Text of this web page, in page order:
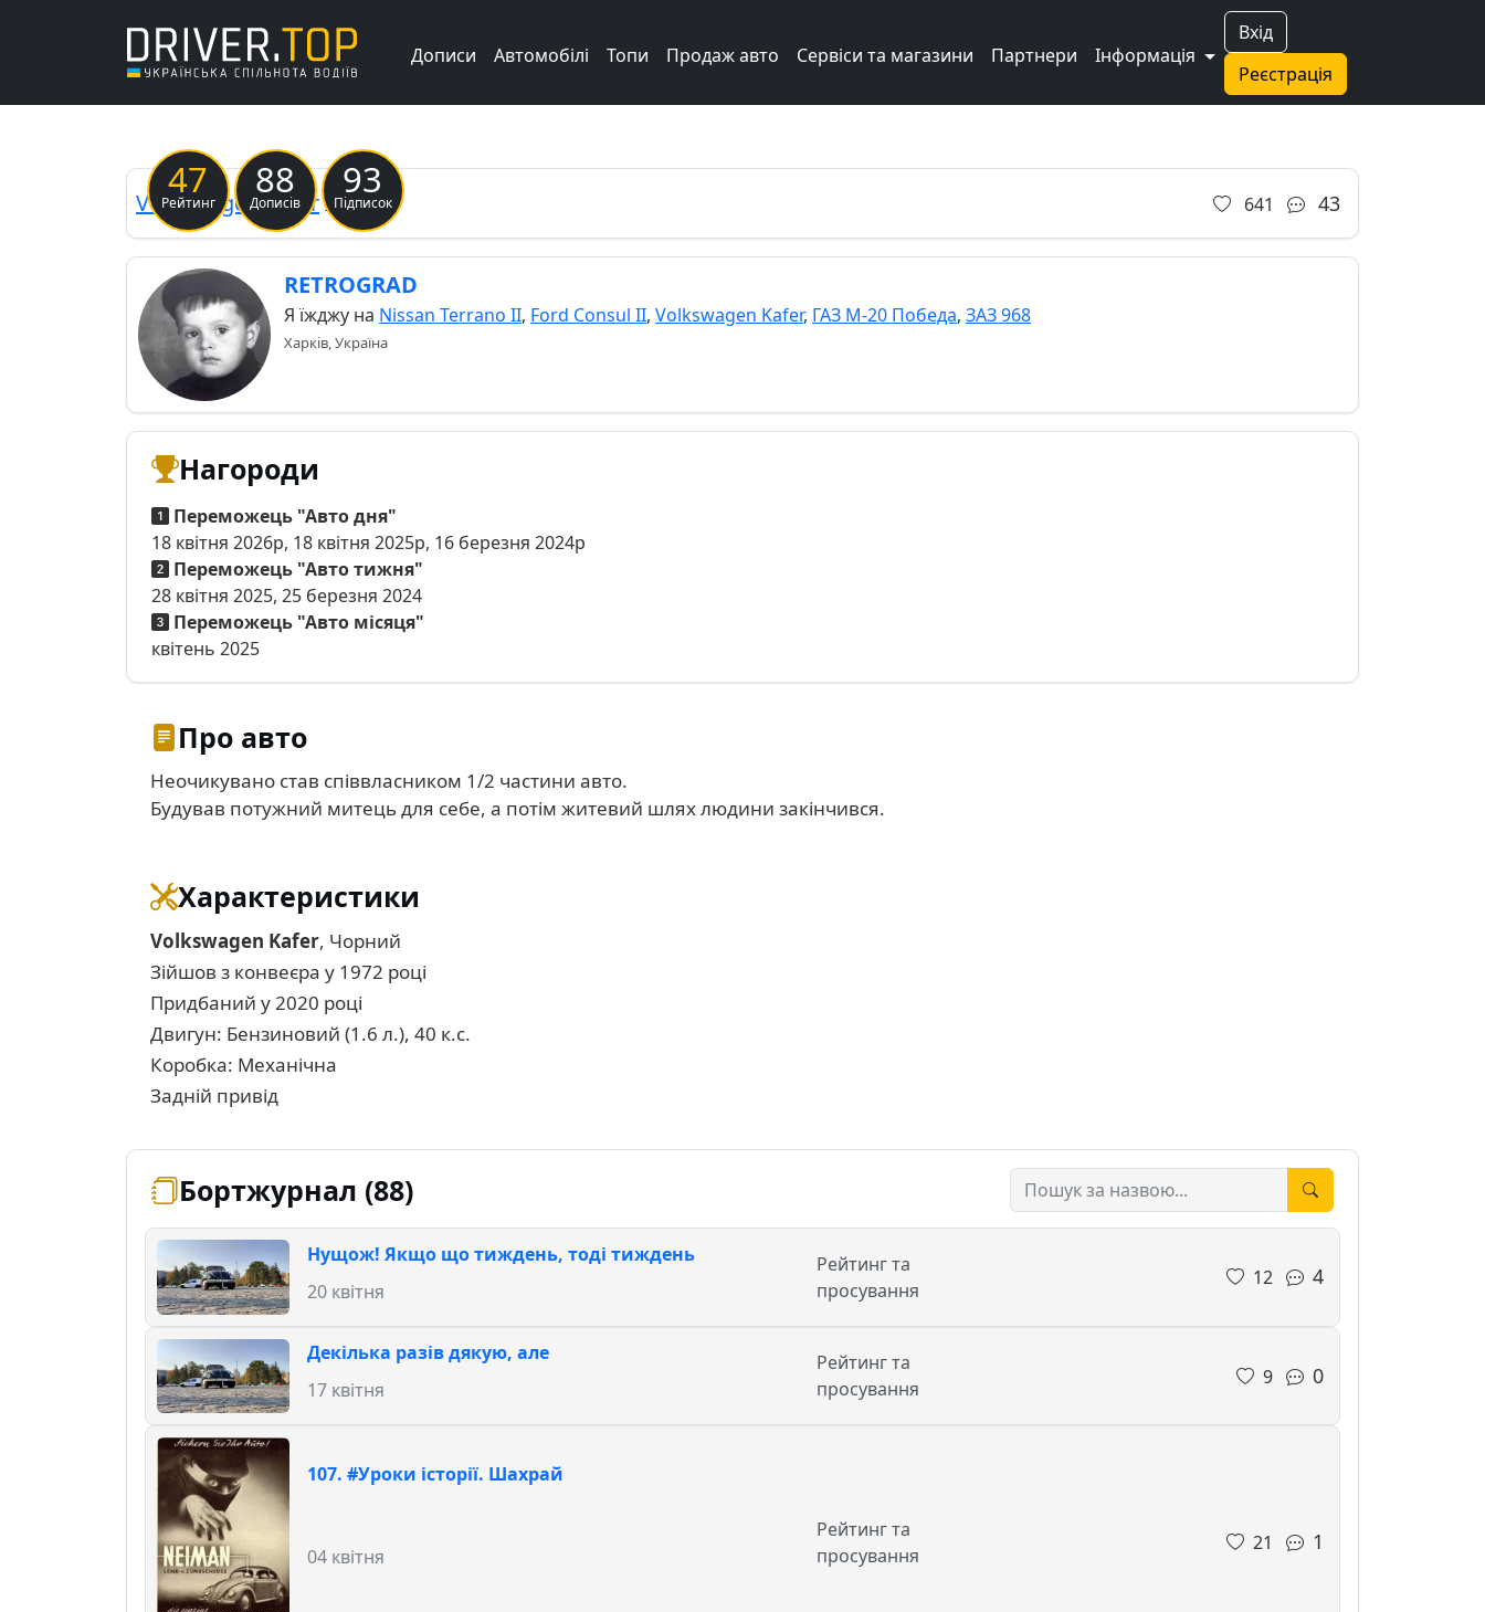
Вхід
Реєстрація
Дописи Автомобілі Топи Продаж авто Сервіси та магазини Партнери Інформація
47
Рейтинг
88
Дописів
93
Підписок
Previous
VolkswagenKaferЖуЖа 641 43
RETROGRAD
Я їжджу на Nissan Terrano II, Ford Consul II, Volkswagen Kafer, ГАЗ М-20 Победа, ЗАЗ 968
Харків, Україна
Нагороди
Переможець "Авто дня"
18 квітня 2026р, 18 квітня 2025р, 16 березня 2024р
Переможець "Авто тижня"
28 квітня 2025, 25 березня 2024
Переможець "Авто місяця"
квітень 2025
Про авто
Неочикувано став співвласником 1/2 частини авто.
Будував потужний митець для себе, а потім житевий шлях людини закінчився.
Характеристики
Volkswagen Kafer, Чорний
Зійшов з конвеєра у 1972 році
Придбаний у 2020 році
Двигун: Бензиновий (1.6 л.), 40 к.с.
Коробка: Механічна
Задній привід
Бортжурнал (88)
Нущож! Якщо що тиждень, тоді тиждень
20 квітня
Рейтинг та
просування
12 4
Декілька разів дякую, але
17 квітня
Рейтинг та
просування
9 0
107. #Уроки історії. Шахрай
04 квітня
Рейтинг та
просування
21 1